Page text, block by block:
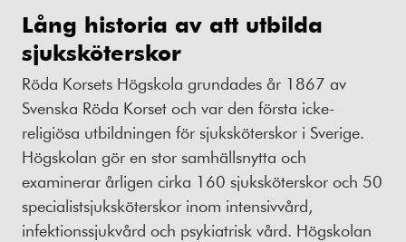
Lång historia av att utbilda
sjuksköterskor
Röda Korsets Högskola grundades år 1867 av
Svenska Röda Korset och var den första icke-
religiösa utbildningen för sjuksköterskor i Sverige.
Högskolan gör en stor samhällsnytta och
examinerar årligen cirka 160 sjuksköterskor och 50
specialistsjuksköterskor inom intensivvård,
infektionssjukvård och psykiatrisk vård. Högskolan